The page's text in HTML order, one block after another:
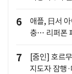
6
애플, 日서
충… 리퍼폰
7
[줌인] 호르
지도자 잠행